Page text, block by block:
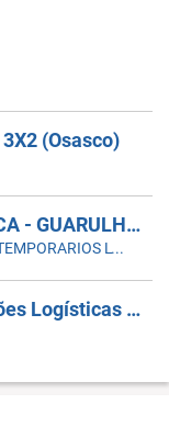
(Osasco)
AUXILIAR DE LOGÍSTICA - GUARULHOS
LUANDRE SERVICOS TEMPORARIOS LTDA. (C-I)
Assistente De Operações Logísticas Ll - Bairro Vila Anastácio SP